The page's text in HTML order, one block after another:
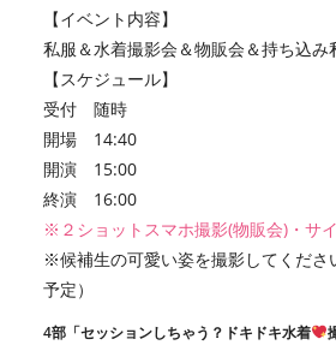
【イベント内容】
私服＆水着撮影会＆物販会＆持ち込み
【スケジュール】
受付 随時
開場 14:40
開演 15:00
終演 16:00
※２ショットスマホ撮影(物販会)・サ
※候補生の可愛い姿を撮影してくださ
予定）
4部「セッションしちゃう？ドキドキ水着